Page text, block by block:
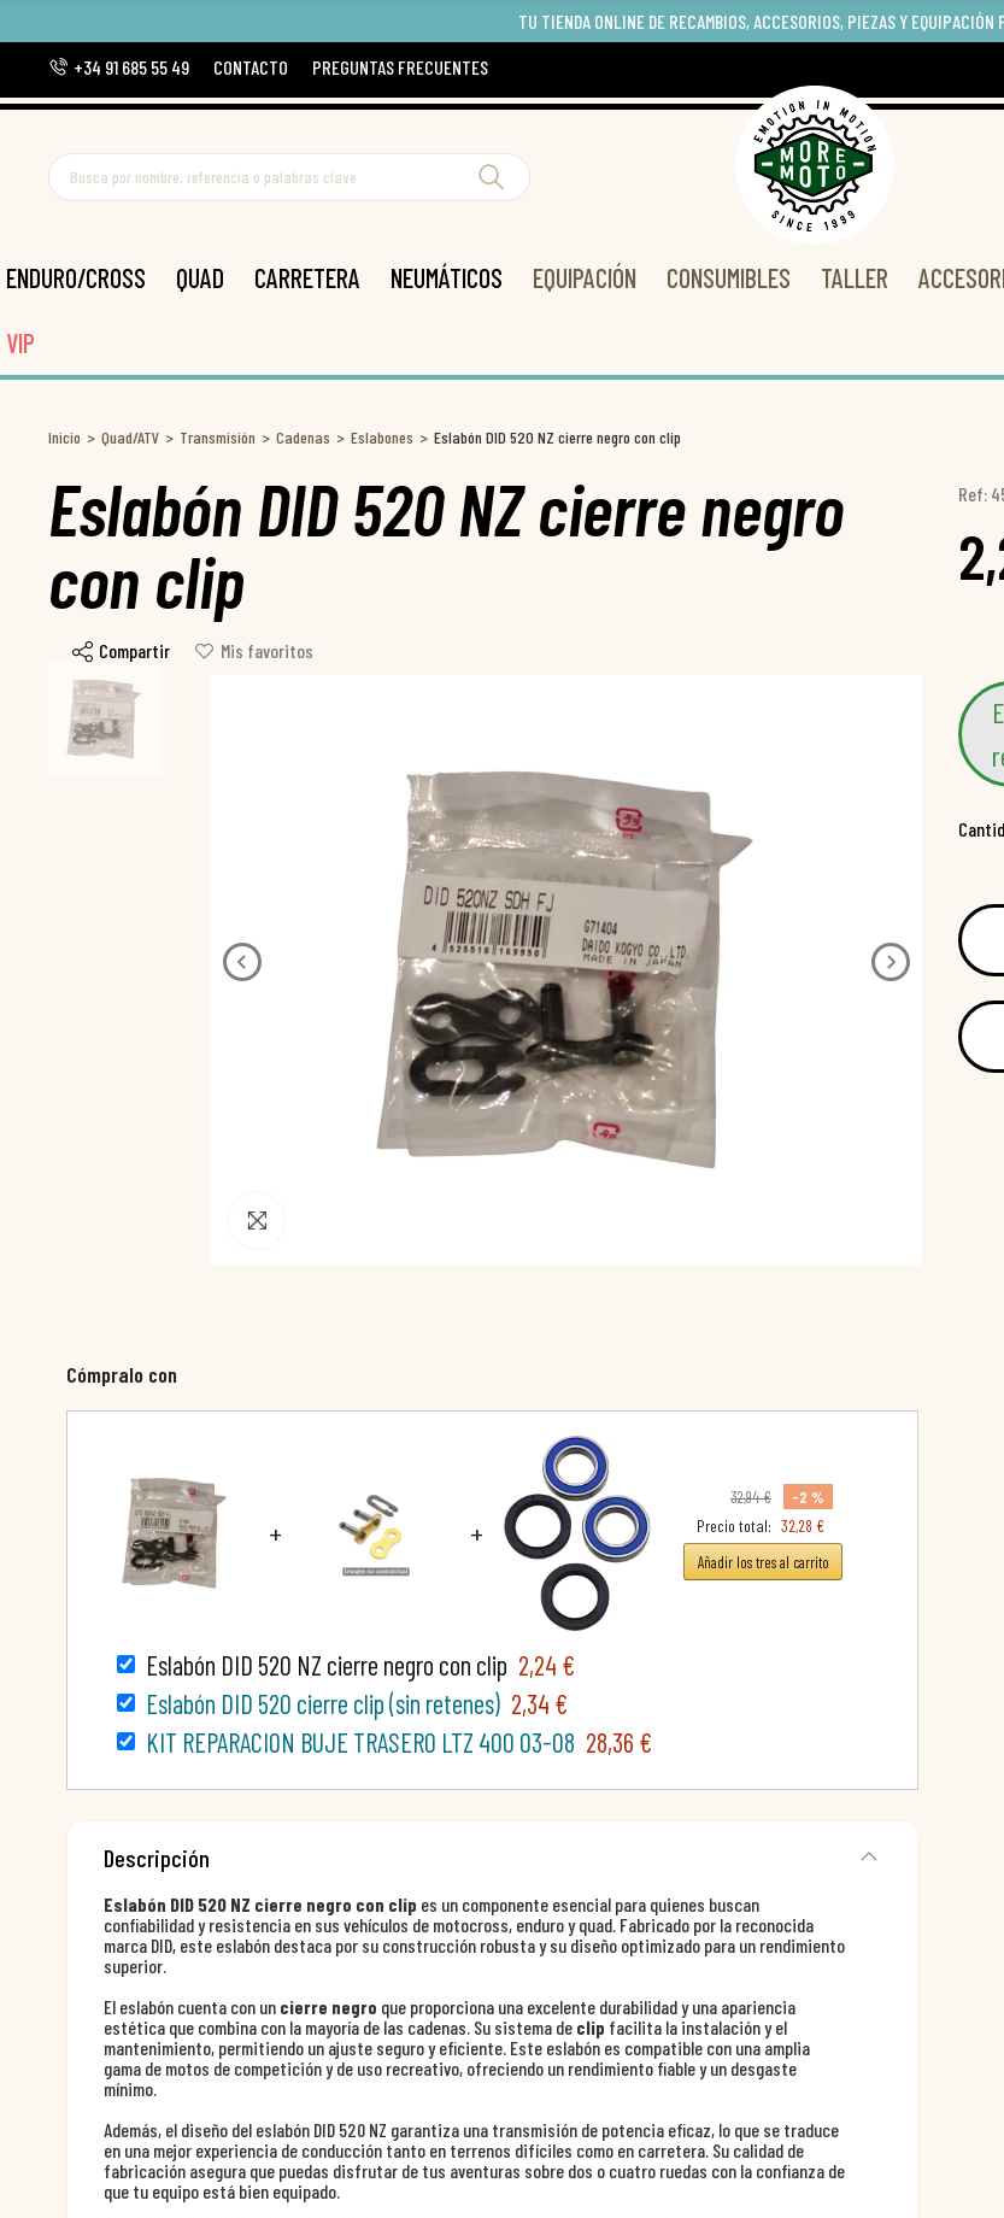
TU TIENDA ONLINE DE RECAMBIOS, ACCESORIOS, PIEZAS Y EQUIPACIÓN
+34 91 685 55 49
CONTACTO PREGUNTAS FRECUENTES
ENDURO/CROSS QUAD CARRETERA NEUMÁTICOS EQUIPACIÓN CONSUMIBLES TALLER
VIP
Inicio Quad/ATV Transmisión Cadenas Eslabones Eslabón DID 520 NZ cierre negro con clip
Eslabón DID 520 NZ cierre negro
con clip
Compartir Mis favoritos
Ref:
Cómpralo con
+ +
32,94 €
-2 %
Precio total: 32,28 €
Añadir los tres al carrito
Eslabón DID 520 NZ cierre negro con clip 2,24 €
Eslabón DID 520 cierre clip (sin retenes) 2,34 €
KIT REPARACION BUJE TRASERO LTZ 400 03-08 28,36 €
Descripción
Eslabón DID 520 NZ cierre negro con clip es un componente esencial para quienes buscan
confiabilidad y resistencia en sus vehículos de motocross, enduro y quad. Fabricado por la reconocida
marca DID, este eslabón destaca por su construcción robusta y su diseño optimizado para un rendimiento
superior.
El eslabón cuenta con un cierre negro que proporciona una excelente durabilidad y una apariencia
estética que combina con la mayoría de las cadenas. Su sistema de clip facilita la instalación y el
mantenimiento, permitiendo un ajuste seguro y eficiente. Este eslabón es compatible con una amplia
gama de motos de competición y de uso recreativo, ofreciendo un rendimiento fiable y un desgaste
mínimo.
Además, el diseño del eslabón DID 520 NZ garantiza una transmisión de potencia eficaz, lo que se traduce
en una mejor experiencia de conducción tanto en terrenos difíciles como en carretera. Su calidad de
fabricación asegura que puedas disfrutar de tus aventuras sobre dos o cuatro ruedas con la confianza de
que tu equipo está bien equipado.